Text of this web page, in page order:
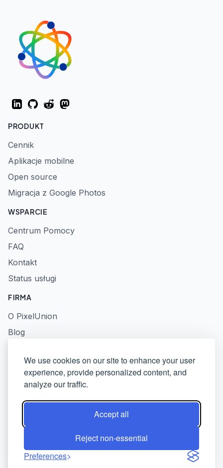
We use cookies on our site to enhance your user
experience, provide personalized content, and
analyze our traffic.
Accept all
Reject non-essential
Preferences
LinkedInGitHubRedditMastodon
PRODUKT
Cennik
Aplikacje mobilne
Open source
Migracja z Google Photos
WSPARCIE
Centrum Pomocy
FAQ
Kontakt
Status usługi
FIRMA
O PixelUnion
Blog
Polityka prywatności
Regulamin
© 2026 PixelUnion - Uwolnij swoje zdjęcia od amerykańskich
platform technologicznych. All rights reserved.